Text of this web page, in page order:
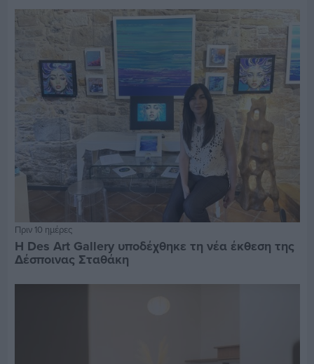
Πριν 10 ημέρες
Η Des Art Gallery υποδέχθηκε τη νέα έκθεση της
Δέσποινας Σταθάκη